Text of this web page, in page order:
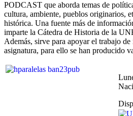
PODCAST que aborda temas de
cultura, ambiente, pueblos originarios,
histórica. Una fuente más de
imparte la Cátedra de Historia de la
Además, sirve para apoyar el trabajo
asignatura, para ello se han producido